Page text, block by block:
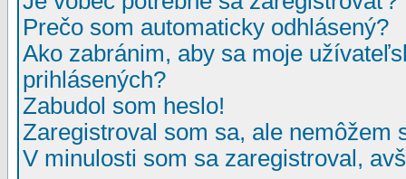
Prečo som automaticky odhlásený?
Ako zabránim, aby sa moje
prihlásených?
Zabudol som heslo!
Zaregistroval som sa, ale nemôžem
V minulosti som sa zaregistroval,